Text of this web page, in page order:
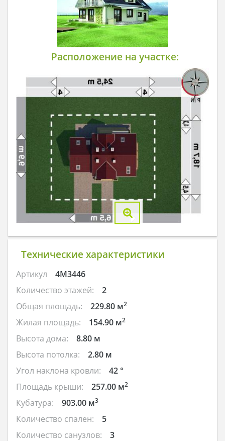
Расположение на участке:
Технические характеристики
Артикул
4M3446
Количество этажей:
2
Общая площадь:
229.80 м2
Жилая площадь: 154.90 м2
Высота дома:
8.80 м
Высота потолка:
2.80 м
Угол наклона кровли:
42 °
Площадь крыши:
257.00 м2
Кубатура: 903.00 м3
Количество спален:
5
Количество санузлов:
3